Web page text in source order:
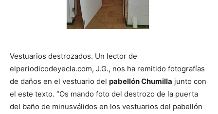
Vestuarios destrozados. Un lector de
elperiodicodeyecla.com, J.G., nos ha remitido fotografías
de daños en el vestuario del pabellón Chumilla junto con
el este texto. “Os mando foto del destrozo de la puerta
del baño de minusválidos en los vestuarios del pabellón